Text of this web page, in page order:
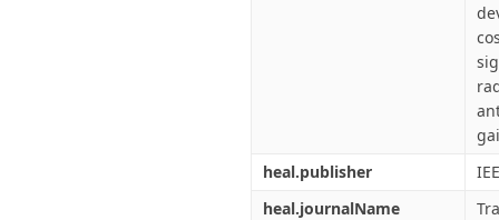
heal.publisher
heal.journalName